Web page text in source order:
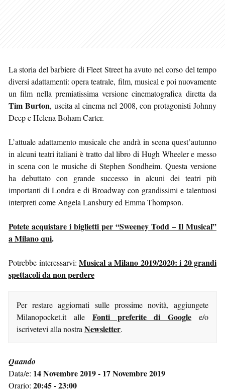
La storia del barbiere di Fleet Street ha avuto nel corso del tempo
diversi adattamenti: opera teatrale, film, musical e poi nuovamente
un film nella premiatissima versione cinematografica diretta da
Tim Burton, uscita al cinema nel 2008, con protagonisti Johnny
Deep e Helena Boham Carter.
L’attuale adattamento musicale che andrà in scena quest’autunno
in alcuni teatri italiani è tratto dal libro di Hugh Wheeler e messo
in scena con le musiche di Stephen Sondheim. Questa versione
ha debuttato con grande successo in alcuni dei teatri più
importanti di Londra e di Broadway con grandissimi e talentuosi
interpreti come Angela Lansbury ed Emma Thompson.
Potete acquistare i biglietti per “Sweeney Todd – Il Musical”
a Milano qui.
Potrebbe interessarvi: Musical a Milano 2019/2020: i 20 grandi
spettacoli da non perdere
Per restare aggiornati sulle prossime novità, aggiungete
Milanopocket.it alle Fonti preferite di Google e/o
iscrivetevi alla nostra Newsletter.
Quando
Data/e: 14 Novembre 2019 - 17 Novembre 2019
Orario: 20:45 - 23:00